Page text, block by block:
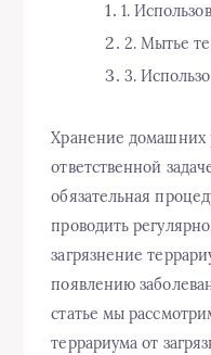
1.
2. Мытье
3.
Хранение домашних
ответственной
обязательная
проводить
загрязнение
появлению
статье мы
террариума от